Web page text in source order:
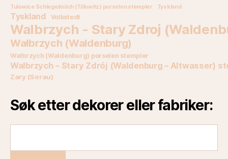
Tulowice Schlegelmilch (Tillowitz) porselen stempler Tyskland
Tyskland Volkstedt
Walbrzych - Stary Zdroj
Wałbrzych (Waldenburg)
Wałbrzych (Waldenburg) porselen stempler
Wałbrzych – Stary Zdrój (Waldenburg – Altwasser)
Zary (Sorau)
Søk etter dekorer eller fabriker: